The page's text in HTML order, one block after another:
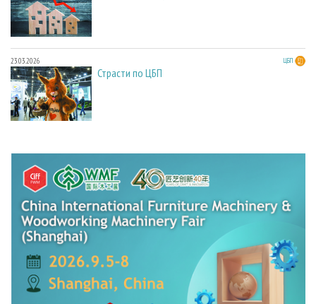
23.03.2026 ЦБП
Страсти по ЦБП